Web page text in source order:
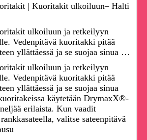
| Kuoritakit ulkoiluun– Halti
ulkoiluun ja retkeilyyn
Vedenpitävä kuoritakki pitää
yllättäessä ja se suojaa sinua …
ulkoiluun ja retkeilyyn
Vedenpitävä kuoritakki pitää
yllättäessä ja se suojaa sinua
käytetään DrymaxX®-
erilaista. Kun vaadit
valitse sateenpitävä